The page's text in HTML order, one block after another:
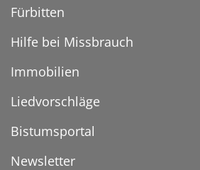
Fürbitten
Hilfe bei Missbrauch
Immobilien
Liedvorschläge
Bistumsportal
Newsletter